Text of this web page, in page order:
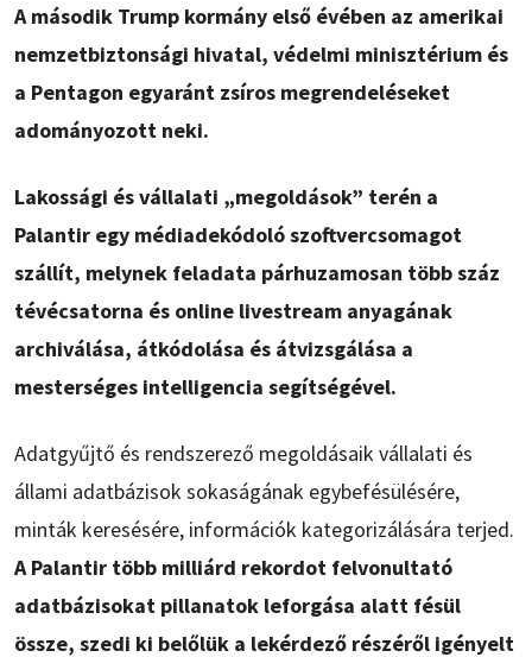
A második Trump kormány első évében az amerikai
nemzetbiztonsági hivatal, védelmi minisztérium és
a Pentagon egyaránt zsíros megrendeléseket
adományozott neki.
Lakossági és vállalati „megoldások” terén a
Palantir egy médiadekódoló szoftvercsomagot
szállít, melynek feladata párhuzamosan több száz
tévécsatorna és online livestream anyagának
archiválása, átkódolása és átvizsgálása a
mesterséges intelligencia segítségével.
Adatgyűjtő és rendszerező megoldásaik vállalati és
állami adatbázisok sokaságának egybefésülésére,
minták keresésére, információk kategorizálására terjed.
A Palantir több milliárd rekordot felvonultató
adatbázisokat pillanatok leforgása alatt fésül
össze, szedi ki belőlük a lekérdező részéről igényelt